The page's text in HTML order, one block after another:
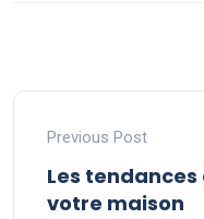
Previous Post
Les
votre maison